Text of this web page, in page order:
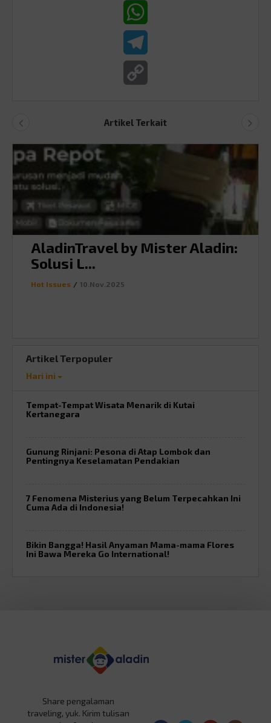
Artikel Terkait
AladinTravel by Mister Aladin:
Solusi L...
Hot Issues / 10.Nov.2025
Artikel Terpopuler
Hari ini
Tempat-Tempat Wisata Menarik di Kutai
Kertanegara
Gunung Rinjani: Pesona di Atap Lombok dan
Pentingnya Keselamatan Pendakian
7 Fenomena Misterius yang Belum Terpecahkan Ini
Cuma Ada di Indonesia!
Bikin Bangga! Hasil Anyaman Mama-mama Flores
Ini Bawa Mereka Go International!
Share pengalaman
traveling, yuk. Kirim tulisan